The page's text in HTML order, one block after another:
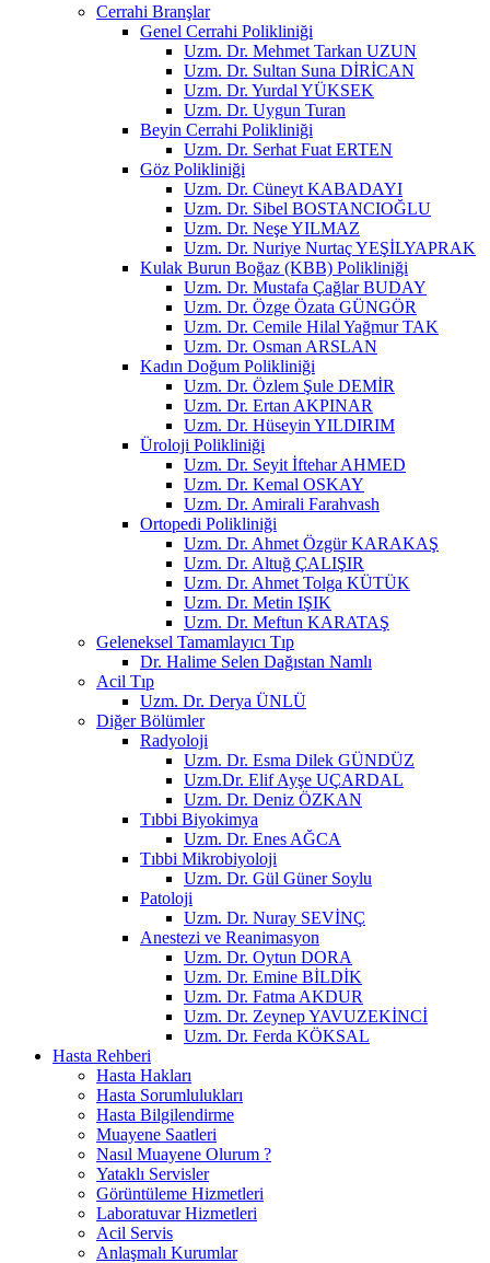
Cerrahi Branşlar
Genel Cerrahi Polikliniği
Uzm. Dr. Mehmet Tarkan UZUN
Uzm. Dr. Sultan Suna DİRİCAN
Uzm. Dr. Yurdal YÜKSEK
Uzm. Dr. Uygun Turan
Beyin Cerrahi Polikliniği
Uzm. Dr. Serhat Fuat ERTEN
Göz Polikliniği
Uzm. Dr. Cüneyt KABADAYI
Uzm. Dr. Sibel BOSTANCIOĞLU
Uzm. Dr. Neşe YILMAZ
Uzm. Dr. Nuriye Nurtaç YEŞİLYAPRAK
Kulak Burun Boğaz (KBB) Polikliniği
Uzm. Dr. Mustafa Çağlar BUDAY
Uzm. Dr. Özge Özata GÜNGÖR
Uzm. Dr. Cemile Hilal Yağmur TAK
Uzm. Dr. Osman ARSLAN
Kadın Doğum Polikliniği
Uzm. Dr. Özlem Şule DEMİR
Uzm. Dr. Ertan AKPINAR
Uzm. Dr. Hüseyin YILDIRIM
Üroloji Polikliniği
Uzm. Dr. Seyit İftehar AHMED
Uzm. Dr. Kemal OSKAY
Uzm. Dr. Amirali Farahvash
Ortopedi Polikliniği
Uzm. Dr. Ahmet Özgür KARAKAŞ
Uzm. Dr. Altuğ ÇALIŞIR
Uzm. Dr. Ahmet Tolga KÜTÜK
Uzm. Dr. Metin IŞIK
Uzm. Dr. Meftun KARATAŞ
Geleneksel Tamamlayıcı Tıp
Dr. Halime Selen Dağıstan Namlı
Acil Tıp
Uzm. Dr. Derya ÜNLÜ
Diğer Bölümler
Radyoloji
Uzm. Dr. Esma Dilek GÜNDÜZ
Uzm.Dr. Elif Ayşe UÇARDAL
Uzm. Dr. Deniz ÖZKAN
Tıbbi Biyokimya
Uzm. Dr. Enes AĞCA
Tıbbi Mikrobiyoloji
Uzm. Dr. Gül Güner Soylu
Patoloji
Uzm. Dr. Nuray SEVİNÇ
Anestezi ve Reanimasyon
Uzm. Dr. Oytun DORA
Uzm. Dr. Emine BİLDİK
Uzm. Dr. Fatma AKDUR
Uzm. Dr. Zeynep YAVUZEKİNCİ
Uzm. Dr. Ferda KÖKSAL
Hasta Rehberi
Hasta Hakları
Hasta Sorumlulukları
Hasta Bilgilendirme
Muayene Saatleri
Nasıl Muayene Olurum ?
Yataklı Servisler
Görüntüleme Hizmetleri
Laboratuvar Hizmetleri
Acil Servis
Anlaşmalı Kurumlar